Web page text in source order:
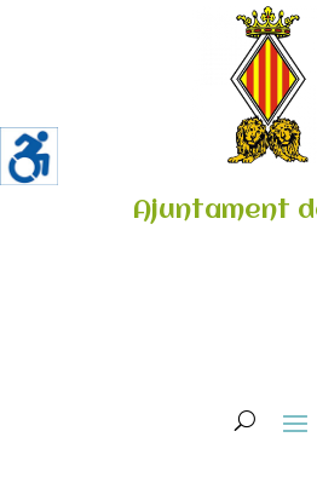
Ajuntament